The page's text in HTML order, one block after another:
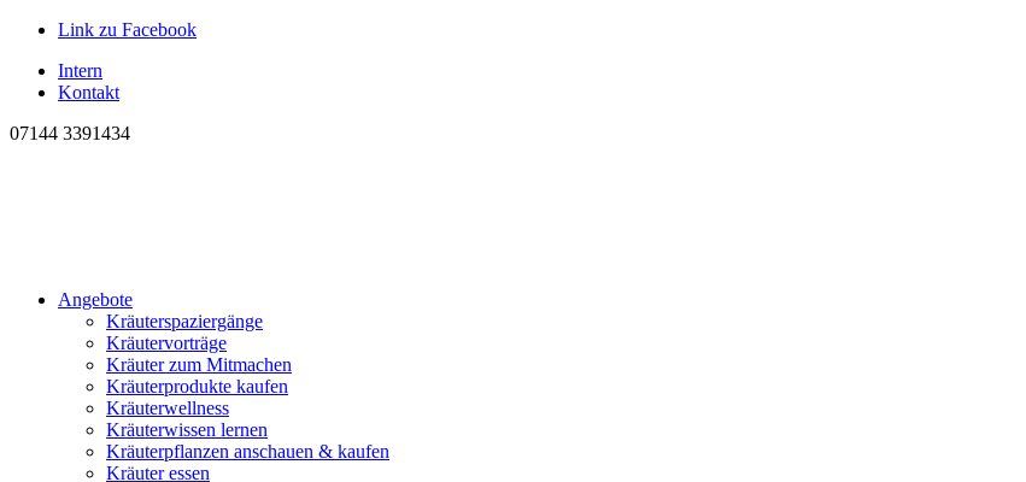
Link zu Facebook
Intern
Kontakt
07144 3391434
Angebote
Kräuterspaziergänge
Kräutervorträge
Kräuter zum Mitmachen
Kräuterprodukte kaufen
Kräuterwellness
Kräuterwissen lernen
Kräuterpflanzen anschauen & kaufen
Kräuter essen